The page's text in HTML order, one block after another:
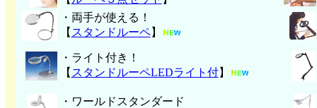
・両手が使える！
【 スタンドルーペ】
・ライト付き！
【 スタンドルーペLEDライト付】
・ワールドスタンダード